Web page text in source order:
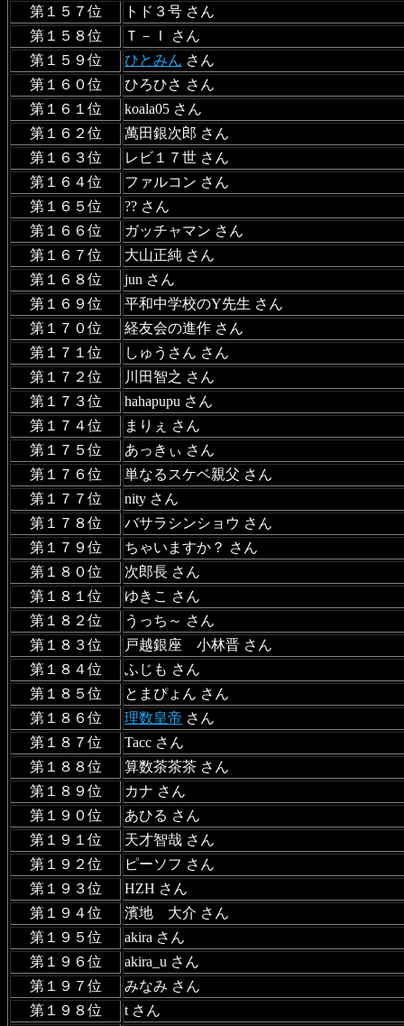
第１５７位
トド３号 さん
第１５８位
Ｔ－Ｉ さん
第１５９位
ひとみん さん
第１６０位
ひろひさ さん
第１６１位
koala05 さん
第１６２位
萬田銀次郎 さん
第１６３位
レビ１７世 さん
第１６４位
ファルコン さん
第１６５位
?? さん
第１６６位
ガッチャマン さん
第１６７位
大山正純 さん
第１６８位
jun さん
第１６９位
平和中学校のY先生 さん
第１７０位
経友会の進作 さん
第１７１位
しゅうさん さん
第１７２位
川田智之 さん
第１７３位
hahapupu さん
第１７４位
まりぇ さん
第１７５位
あっきぃ さん
第１７６位
単なるスケベ親父 さん
第１７７位
nity さん
第１７８位
バサラシンショウ さん
第１７９位
ちゃいますか？ さん
第１８０位
次郎長 さん
第１８１位
ゆきこ さん
第１８２位
うっち～ さん
第１８３位
戸越銀座 小林晋 さん
第１８４位
ふじも さん
第１８５位
とまぴょん さん
第１８６位
理数皇帝 さん
第１８７位
Tacc さん
第１８８位
算数茶茶茶 さん
第１８９位
カナ さん
第１９０位
あひる さん
第１９１位
天才智哉 さん
第１９２位
ピーソフ さん
第１９３位
HZH さん
第１９４位
濱地 大介 さん
第１９５位
akira さん
第１９６位
akira_u さん
第１９７位
みなみ さん
第１９８位
t さん